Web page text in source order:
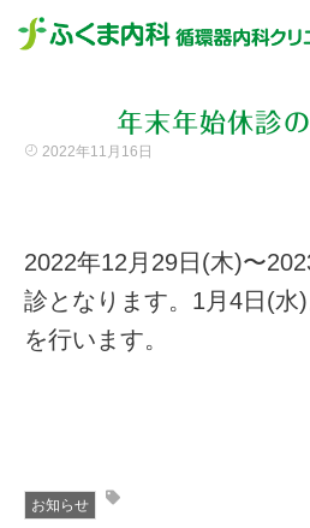
年末年始休診
2022年11月16日
2022年12月29日(木)〜
診となります。1月4日(水
を行います。
お知らせ